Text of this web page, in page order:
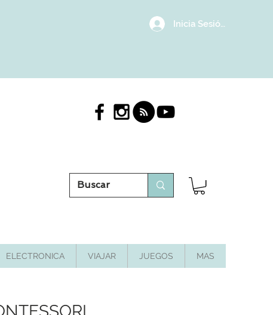
Inicia Sesión/
ELECTRONICA VIAJAR JUEGOS MAS